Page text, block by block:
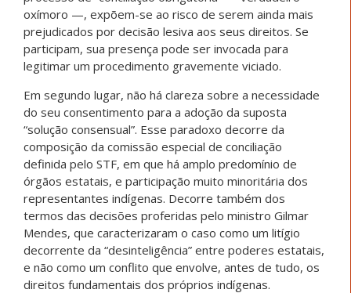
oxímoro —, expõem-se ao risco de serem ainda mais
prejudicados por decisão lesiva aos seus direitos. Se
participam, sua presença pode ser invocada para
legitimar um procedimento gravemente viciado.
Em segundo lugar, não há clareza sobre a necessidade
do seu consentimento para a adoção da suposta
“solução consensual”. Esse paradoxo decorre da
composição da comissão especial de conciliação
definida pelo STF, em que há amplo predomínio de
órgãos estatais, e participação muito minoritária dos
representantes indígenas. Decorre também dos
termos das decisões proferidas pelo ministro Gilmar
Mendes, que caracterizaram o caso como um litígio
decorrente da “desinteligência” entre poderes estatais,
e não como um conflito que envolve, antes de tudo, os
direitos fundamentais dos próprios indígenas.